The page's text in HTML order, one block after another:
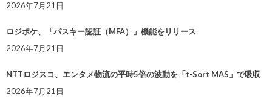
2026年7月21日
ロジポケ、「パスキー認証（MFA）」機能をリリース
2026年7月21日
NTTロジスコ、エンタメ物流の平時5倍の波動を「t-Sort MAS」で吸収
2026年7月21日